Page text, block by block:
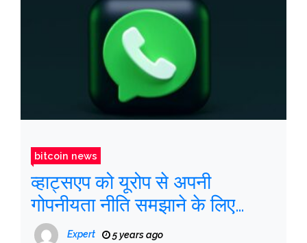
bitcoin news
व्हाट्सएप को यूरोप से अपनी
गोपनीयता नीति समझाने के लिए
अल्टीमेटम मिला
Expert 5 years ago